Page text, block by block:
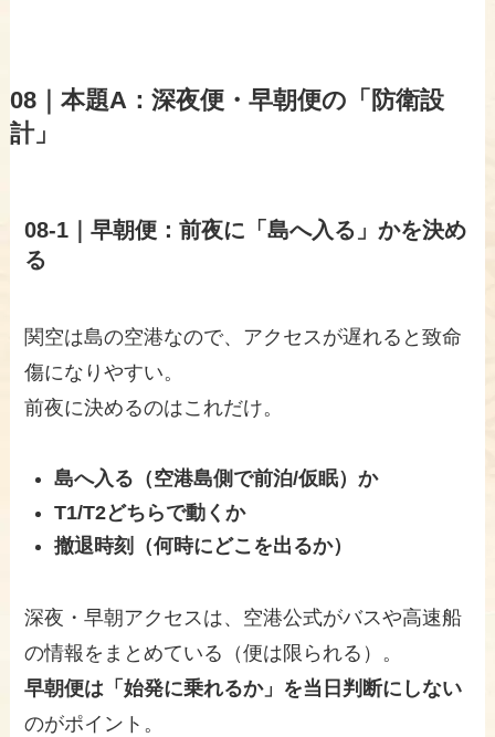
08｜本題A：深夜便・早朝便の「防衛設
計」
08-1｜早朝便：前夜に「島へ入る」かを決め
る
関空は島の空港なので、アクセスが遅れると致命
傷になりやすい。
前夜に決めるのはこれだけ。
島へ入る（空港島側で前泊/仮眠）か
T1/T2どちらで動くか
撤退時刻（何時にどこを出るか）
深夜・早朝アクセスは、空港公式がバスや高速船
の情報をまとめている（便は限られる）。
早朝便は「始発に乗れるか」を当日判断にしない
のがポイント。